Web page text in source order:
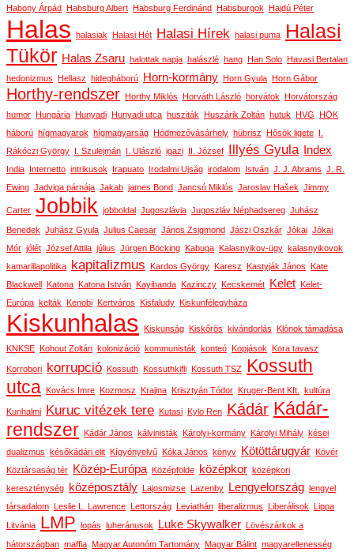
Habony Árpád Habsburg Albert Habsburg Ferdinánd Habsburgok Hajdú Péter
Halas halasiak Halasi Hét Halasi Hírek halasi puma
Halasi
Tükör Halas Zsaru halottak napja halászlé hang Han Solo Havasi Bertalan
hedonizmus Hellasz hidegháború Horn-kormány Horn Gyula Horn Gábor
Horthy-rendszer Horthy Miklós Horváth László horvátok Horvátország
humor Hungária Hunyadi Hunyadi utca husziták Huszárik Zoltán hutuk HVG HÖK
háború hígmagyarok hígmagyarság Hódmezővásárhely hübrisz Hősök ligete I.
Rákóczi György I. Szulejmán I. Ulászló igazi II. József Illyés Gyula Index
India Internetto intrikusok Irapuato Irodalmi Ujság irodalom István J. J. Abrams J. R.
Ewing Jadviga párnája Jakab james Bond Jancsó Miklós Jaroslav Hašek Jimmy
Carter Jobbik jobboldal Jugoszlávia Jugoszláv Néphadsereg Juhász
Benedek Juhász Gyula Julius Caesar János Zsigmond Jászi Oszkár Jókai Jókai
Mór jólét József Attila július Jürgen Böcking Kabuga Kalasnyikov-ügy kalasnyikovok
kamarillapolitika kapitalizmus Kardos György Karesz Kastyják János Kate
Blackwell Katona Katona István Kayibanda Kazinczy Kecskemét Kelet Kelet-
Európa kelták Kenobi Kertváros Kisfaludy Kiskunfélegyháza
Kiskunhalas Kiskunság Kiskőrös kivándorlás Klónok támadása
KNKSE Kohout Zoltán kolonizáció kommunisták konteó Kopjások Kora tavasz
Korrobori korrupció Kossuth Kossuthkifli Kossuth TSZ Kossuth
utca Kovács Imre Kozmosz Krajina Krisztyán Tódor Kruger-Bent Kft. kultúra
Kunhalmi Kuruc vitézek tere Kutasi Kylo Ren Kádár Kádár-
rendszer Kádár János kálvinisták Károlyi-kormány Károlyi Mihály kései
dualizmus későkádári elit Kígyónyelvű Kóka János könyv Kötöttárugyár Kövér
Köztársaság tér
Közép-Európa Középfölde középkor középkori
kereszténység
középosztály Lajosmizse Lazenby Lengyelország lengyel
társadalom Leslie L. Lawrence Lettország Leviathán liberalizmus Liberálisok Lippa
Litvánia LMP lopás luheránusok Luke Skywalker Lövészárkok a
hátországban maffia Magyar Autonóm Tartomány Magyar Bálint magyarellenesség